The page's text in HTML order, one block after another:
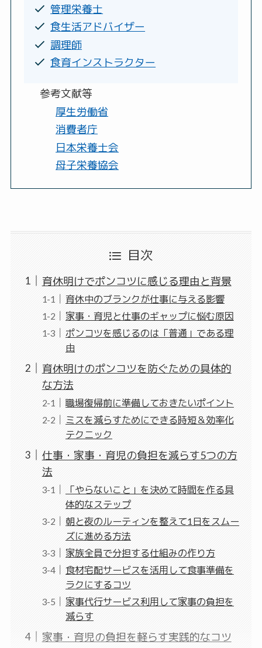
管理栄養士
食生活アドバイザー
調理師
食育インストラクター
参考文献等
厚生労働省
消費者庁
日本栄養士会
母子栄養協会
目次
育休明けでポンコツに感じる理由と背景
育休中のブランクが仕事に与える影響
家事・育児と仕事のギャップに悩む原因
ポンコツを感じるのは「普通」である理
由
育休明けのポンコツを防ぐための具体的
な方法
職場復帰前に準備しておきたいポイント
ミスを減らすためにできる時短＆効率化
テクニック
仕事・家事・育児の負担を減らす5つの方
法
「やらないこと」を決めて時間を作る具
体的なステップ
朝と夜のルーティンを整えて1日をスムー
ズに進める方法
家族全員で分担する仕組みの作り方
食材宅配サービスを活用して食事準備を
ラクにするコツ
家事代行サービス利用して家事の負担を
減らす
家事・育児の負担を軽らす実践的なコツ